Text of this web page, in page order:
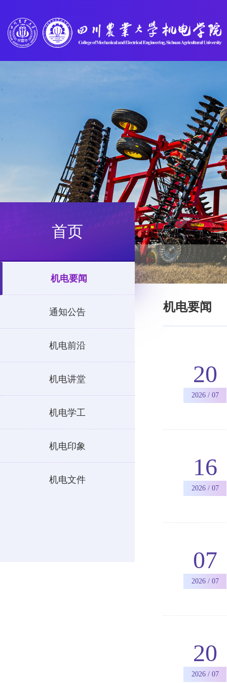
首页
机电要闻
通知公告
机电前沿
机电讲堂
机电学工
机电印象
机电文件
机电要闻
20
2026 / 07
16
2026 / 07
07
2026 / 07
20
2026 / 07